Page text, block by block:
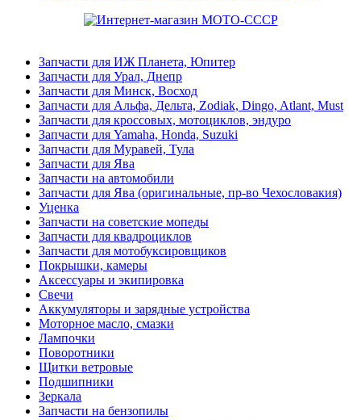
Запчасти для ИЖ Планета, Юпитер
Запчасти для Урал, Днепр
Запчасти для Минск, Восход
Запчасти для Альфа, Дельта, Zodiak, Dingo, Atlant, Must
Запчасти для кроссовых, мотоциклов, эндуро
Запчасти для Yamaha, Honda, Suzuki
Запчасти для Муравей, Тула
Запчасти для Ява
Запчасти на автомобили
Запчасти для Ява (оригинальные, пр-во Чехословакия)
Уценка
Запчасти на советские мопеды
Запчасти для квадроциклов
Запчасти для мотобуксировщиков
Покрышки, камеры
Аксессуары и экипировка
Свечи
Аккумуляторы и зарядные устройства
Моторное масло, смазки
Лампочки
Поворотники
Щитки ветровые
Подшипники
Зеркала
Запчасти на бензопилы